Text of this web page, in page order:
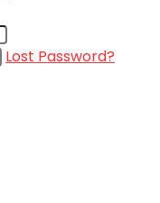
Lost Password?